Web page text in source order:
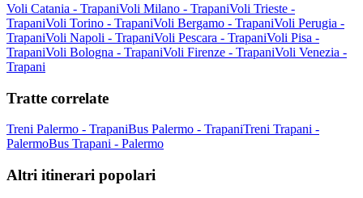
Voli Catania - TrapaniVoli Milano - TrapaniVoli Trieste -
TrapaniVoli Torino - TrapaniVoli Bergamo - TrapaniVoli Perugia -
TrapaniVoli Napoli - TrapaniVoli Pescara - TrapaniVoli Pisa -
TrapaniVoli Bologna - TrapaniVoli Firenze - TrapaniVoli Venezia -
Trapani
Tratte correlate
Treni Palermo - TrapaniBus Palermo - TrapaniTreni Trapani -
PalermoBus Trapani - Palermo
Altri itinerari popolari